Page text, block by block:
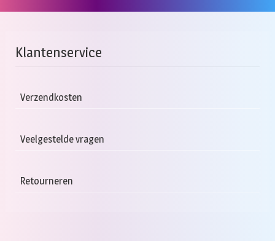
Klantenservice
Verzendkosten
Veelgestelde vragen
Retourneren